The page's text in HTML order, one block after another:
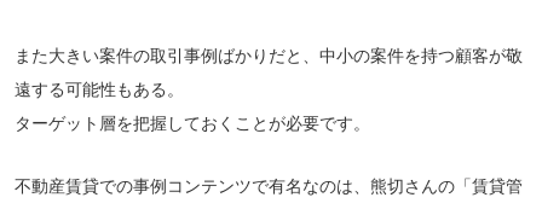
また大きい案件の取引事例ばかりだと、中小の案件を持つ顧客が敬
遠する可能性もある。
ターゲット層を把握しておくことが必要です。
不動産賃貸での事例コンテンツで有名なのは、熊切さんの「賃貸管